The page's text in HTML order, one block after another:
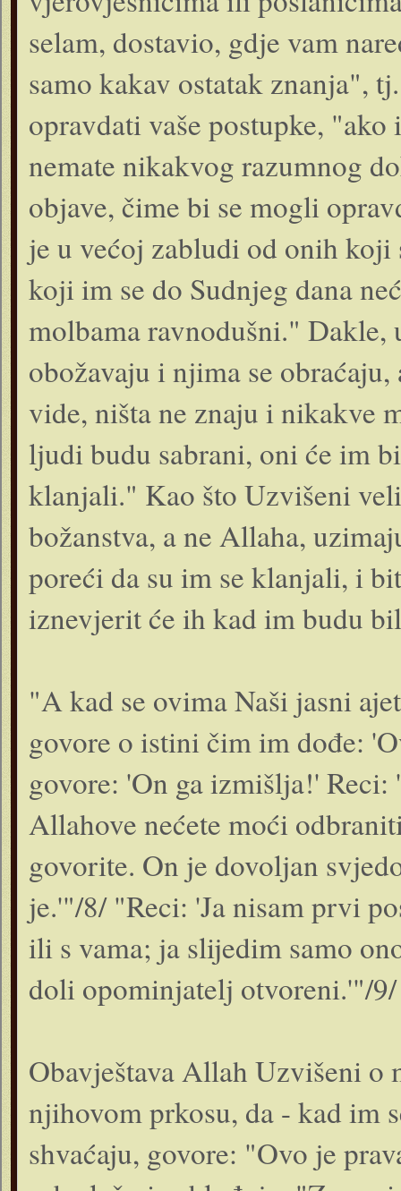
selam, dostavio, gdje vam
samo kakav ostatak znanja",
opravdati vaše postupke,
nemate nikakvog razumnog
objave, čime bi se mogli
je u većoj zabludi od onih
koji im se do Sudnjeg dana
molbama ravnodušni."
obožavaju i njima se
vide, ništa ne znaju i nikakve
ljudi budu sabrani, oni će im
klanjali." Kao što Uzvišeni
božanstva, a ne Allaha,
poreći da su im se klanjali, i
iznevjerit će ih kad im budu
"A kad se ovima Naši jasni
govore o istini čim im dođe:
govore: 'On ga izmišlja!'
Allahove nećete moći
govorite. On je dovoljan
je.'"/8/ "Reci: 'Ja nisam prvi
ili s vama; ja slijedim samo
doli opominjatelj otvoreni.'"/9/
Obavještava Allah Uzvišeni
njihovom prkosu, da - kad im
shvaćaju, govore: "Ovo je